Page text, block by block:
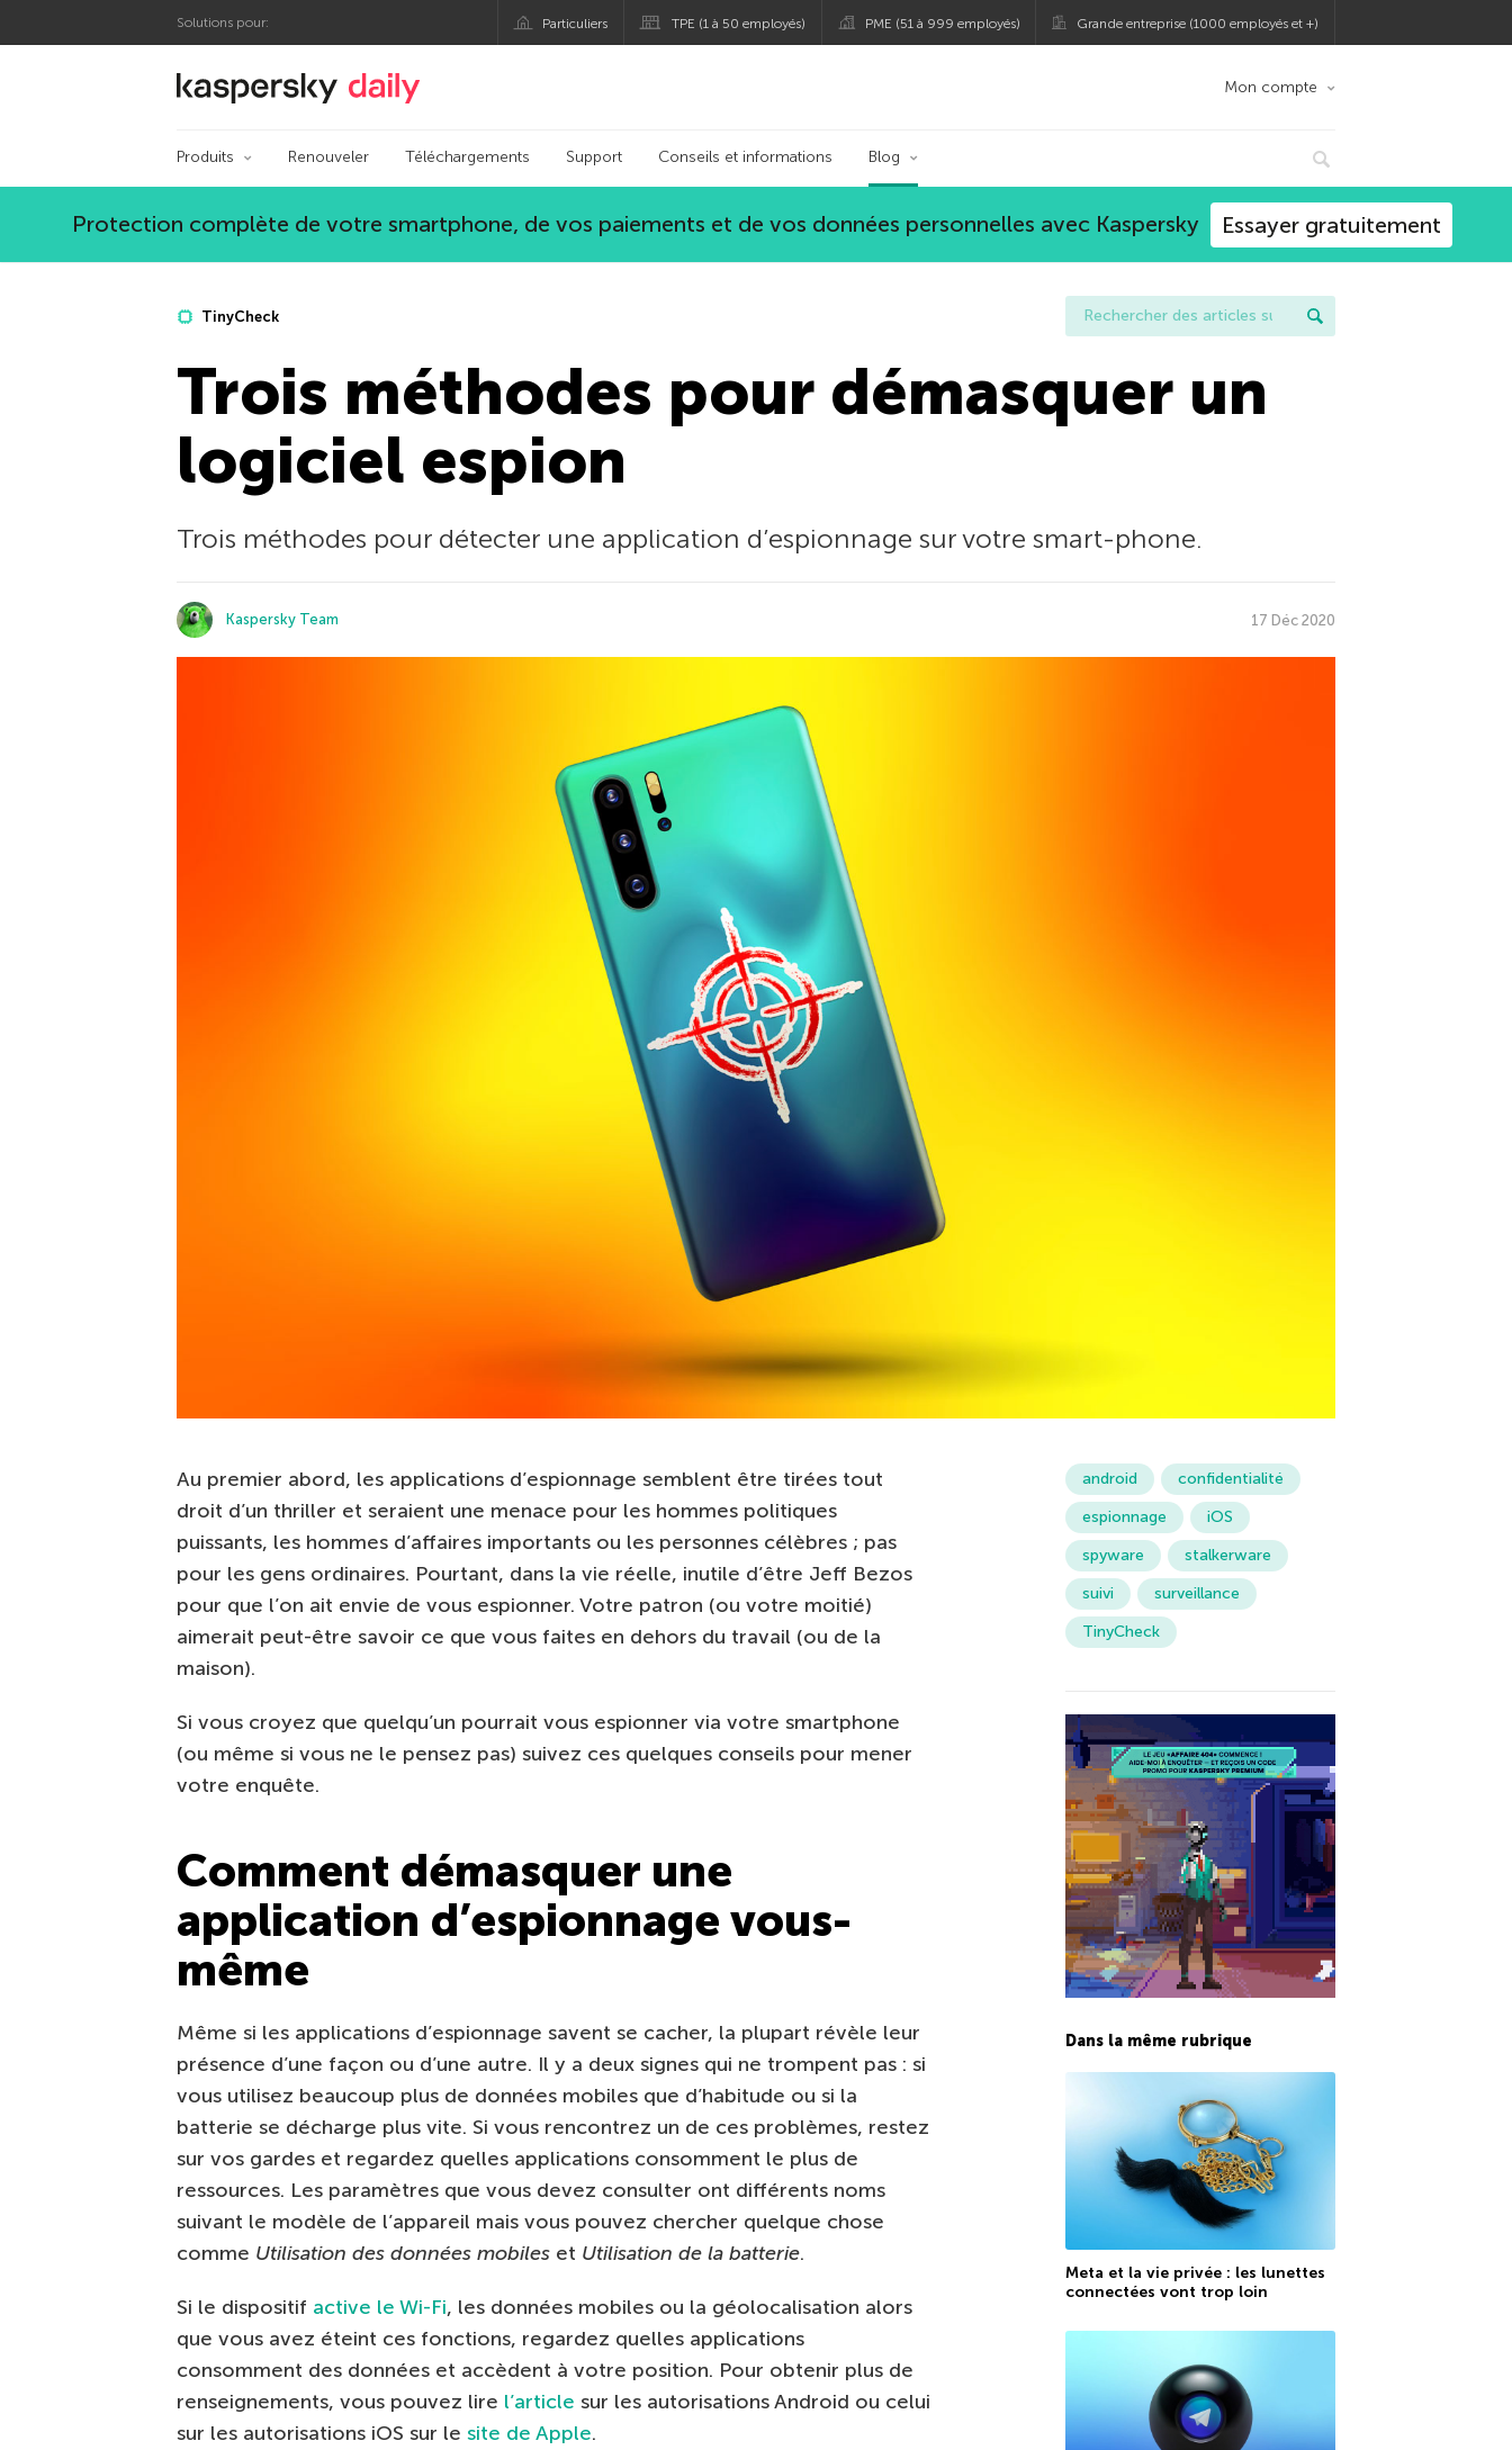
Solutions pour: Particuliers TPE (1 à 50 employés) PME (51 à 999 employés) Grande entreprise (1000 employés et +)
Blog officiel de Kaspersky Mon compte
Produits Renouveler Téléchargements Support Conseils et informations Blog
Protection complète de votre smartphone, de vos paiements et de vos données personnelles avec Kaspersky Essayer gratuitement
TinyCheck
Trois méthodes pour démasquer un
logiciel espion
Trois méthodes pour détecter une application d’espionnage sur votre smart-phone.
Kaspersky Team 17 Déc 2020
Au premier abord, les applications d’espionnage semblent être tirées tout
droit d’un thriller et seraient une menace pour les hommes politiques
puissants, les hommes d’affaires importants ou les personnes célèbres ; pas
pour les gens ordinaires. Pourtant, dans la vie réelle, inutile d’être Jeff Bezos
pour que l’on ait envie de vous espionner. Votre patron (ou votre moitié)
aimerait peut-être savoir ce que vous faites en dehors du travail (ou de la
maison).
Si vous croyez que quelqu’un pourrait vous espionner via votre smartphone
(ou même si vous ne le pensez pas) suivez ces quelques conseils pour mener
votre enquête.
Comment démasquer une
application d’espionnage vous-
même
Même si les applications d’espionnage savent se cacher, la plupart révèle leur
présence d’une façon ou d’une autre. Il y a deux signes qui ne trompent pas : si
vous utilisez beaucoup plus de données mobiles que d’habitude ou si la
batterie se décharge plus vite. Si vous rencontrez un de ces problèmes, restez
sur vos gardes et regardez quelles applications consomment le plus de
ressources. Les paramètres que vous devez consulter ont différents noms
suivant le modèle de l’appareil mais vous pouvez chercher quelque chose
comme Utilisation des données mobiles et Utilisation de la batterie.
Si le dispositif active le Wi-Fi, les données mobiles ou la géolocalisation alors
que vous avez éteint ces fonctions, regardez quelles applications
consomment des données et accèdent à votre position. Pour obtenir plus de
renseignements, vous pouvez lire l’article sur les autorisations Android ou celui
sur les autorisations iOS sur le site de Apple.
android
confidentialité
espionnage
iOS
spyware
stalkerware
suivi
surveillance
TinyCheck
Dans la même rubrique
Meta et la vie privée : les lunettes
connectées vont trop loin